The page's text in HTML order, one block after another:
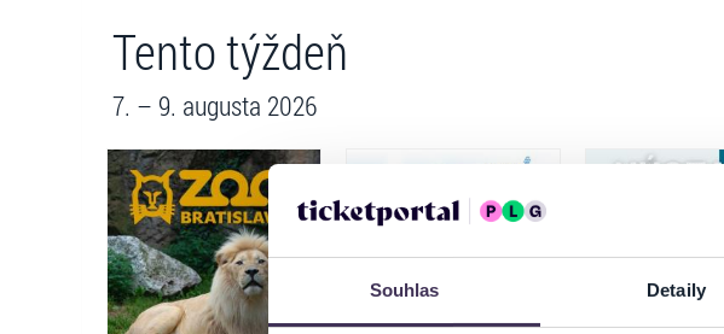
Souhlas Detaily
Tento týždeň
7. – 9. augusta 2026